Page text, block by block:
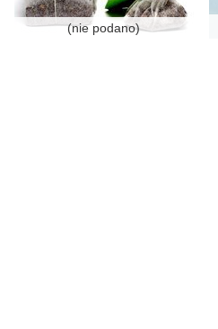
(nie podano)